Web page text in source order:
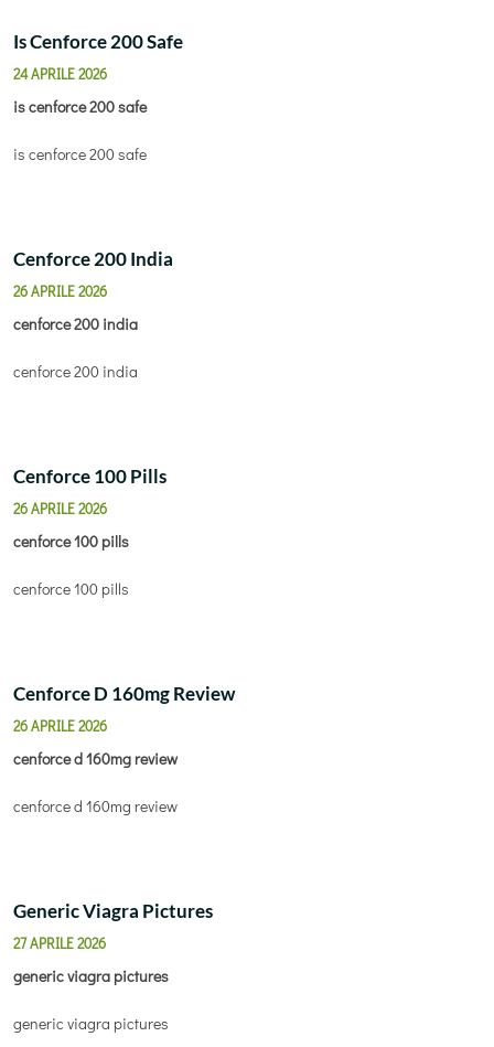
Is Cenforce 200 Safe
24 APRILE 2026
is cenforce 200 safe
is cenforce 200 safe
Cenforce 200 India
26 APRILE 2026
cenforce 200 india
cenforce 200 india
Cenforce 100 Pills
26 APRILE 2026
cenforce 100 pills
cenforce 100 pills
Cenforce D 160mg Review
26 APRILE 2026
cenforce d 160mg review
cenforce d 160mg review
Generic Viagra Pictures
27 APRILE 2026
generic viagra pictures
generic viagra pictures